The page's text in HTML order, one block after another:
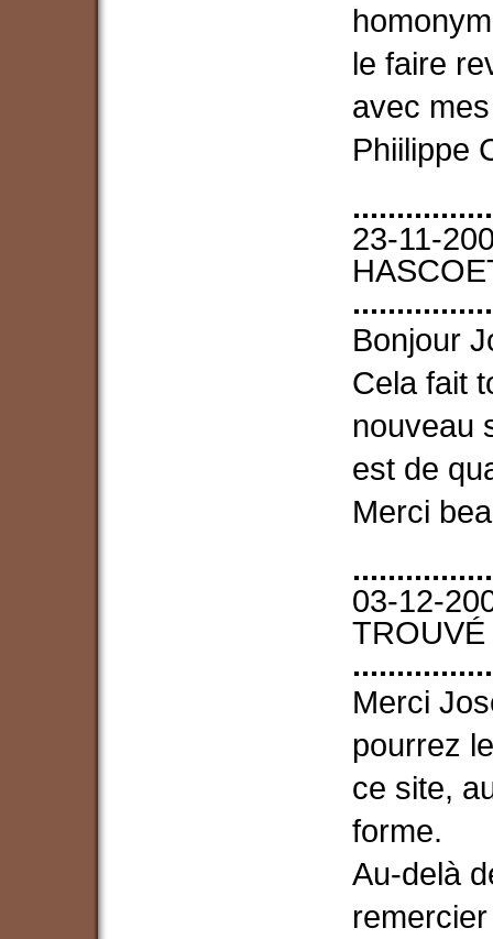
le faire
avec
Phiilippe
23-11-
Bonjour
Cela fait
nouveau
est de
Merci
03-12-
TROUVÉ
Merci
pourrez
ce site,
forme.
Au-delà